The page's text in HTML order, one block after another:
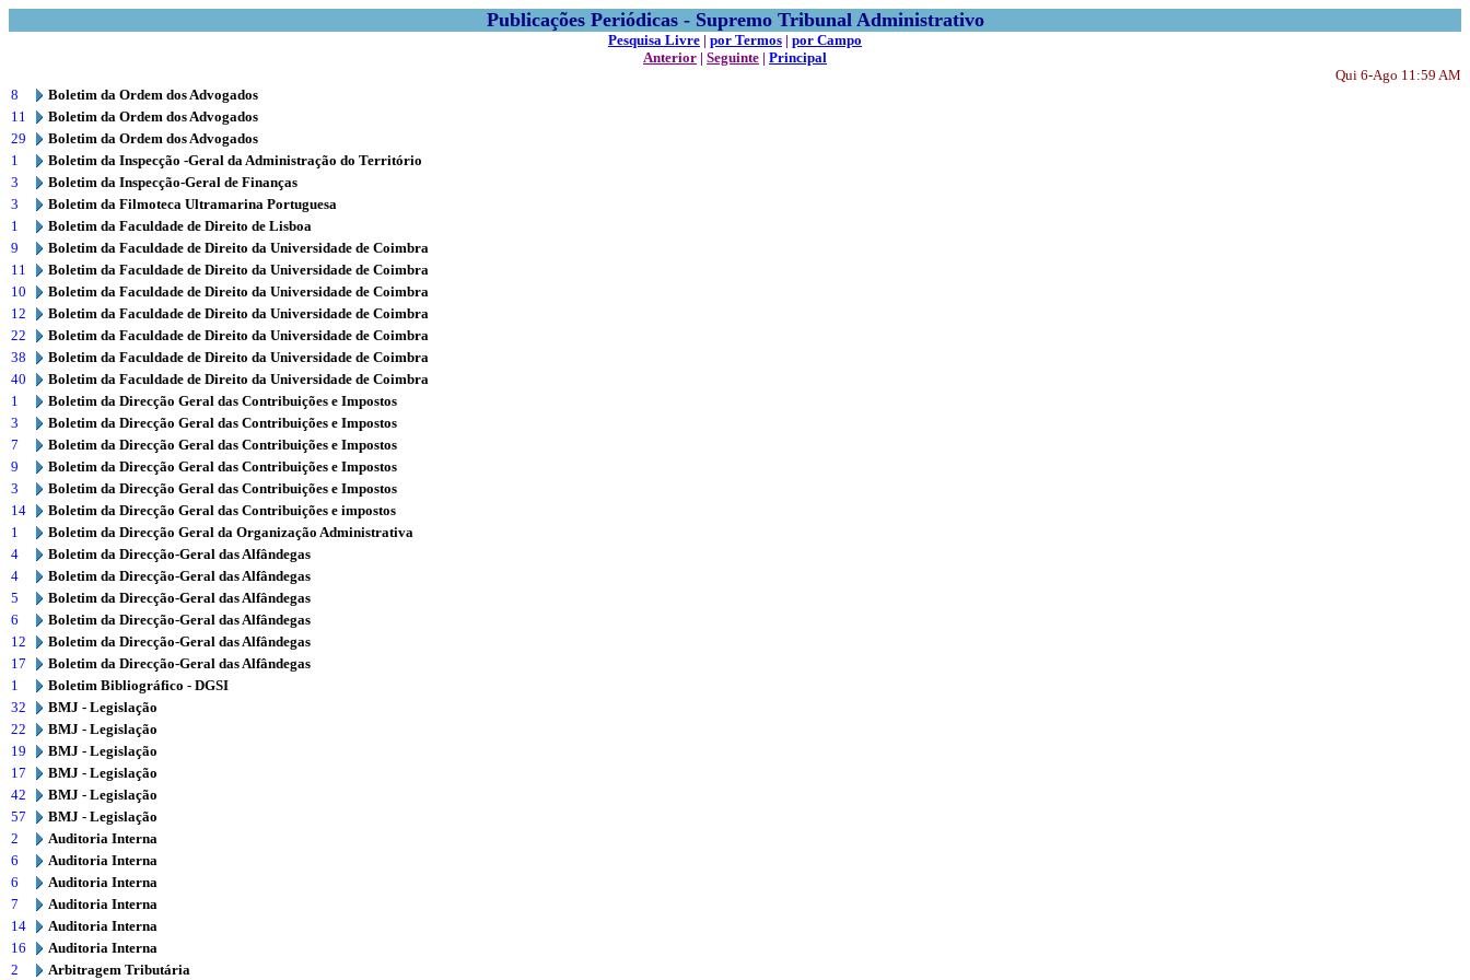
Publicações Periódicas - Supremo Tribunal Administrativo
Pesquisa Livre | por Termos | por Campo
Anterior | Seguinte | Principal
Qui 6-Ago 11:59 AM
8
Boletim da Ordem dos Advogados
11
Boletim da Ordem dos Advogados
29
Boletim da Ordem dos Advogados
1
Boletim da Inspecção -Geral da Administração do Território
3
Boletim da Inspecção-Geral de Finanças
3
Boletim da Filmoteca Ultramarina Portuguesa
1
Boletim da Faculdade de Direito de Lisboa
9
Boletim da Faculdade de Direito da Universidade de Coimbra
11
Boletim da Faculdade de Direito da Universidade de Coimbra
10
Boletim da Faculdade de Direito da Universidade de Coimbra
12
Boletim da Faculdade de Direito da Universidade de Coimbra
22
Boletim da Faculdade de Direito da Universidade de Coimbra
38
Boletim da Faculdade de Direito da Universidade de Coimbra
40
Boletim da Faculdade de Direito da Universidade de Coimbra
1
Boletim da Direcção Geral das Contribuições e Impostos
3
Boletim da Direcção Geral das Contribuições e Impostos
7
Boletim da Direcção Geral das Contribuições e Impostos
9
Boletim da Direcção Geral das Contribuições e Impostos
3
Boletim da Direcção Geral das Contribuições e Impostos
14
Boletim da Direcção Geral das Contribuições e impostos
1
Boletim da Direcção Geral da Organização Administrativa
4
Boletim da Direcção-Geral das Alfândegas
4
Boletim da Direcção-Geral das Alfândegas
5
Boletim da Direcção-Geral das Alfândegas
6
Boletim da Direcção-Geral das Alfândegas
12
Boletim da Direcção-Geral das Alfândegas
17
Boletim da Direcção-Geral das Alfândegas
1
Boletim Bibliográfico - DGSI
32
BMJ - Legislação
22
BMJ - Legislação
19
BMJ - Legislação
17
BMJ - Legislação
42
BMJ - Legislação
57
BMJ - Legislação
2
Auditoria Interna
6
Auditoria Interna
6
Auditoria Interna
7
Auditoria Interna
14
Auditoria Interna
16
Auditoria Interna
2
Arbitragem Tributária